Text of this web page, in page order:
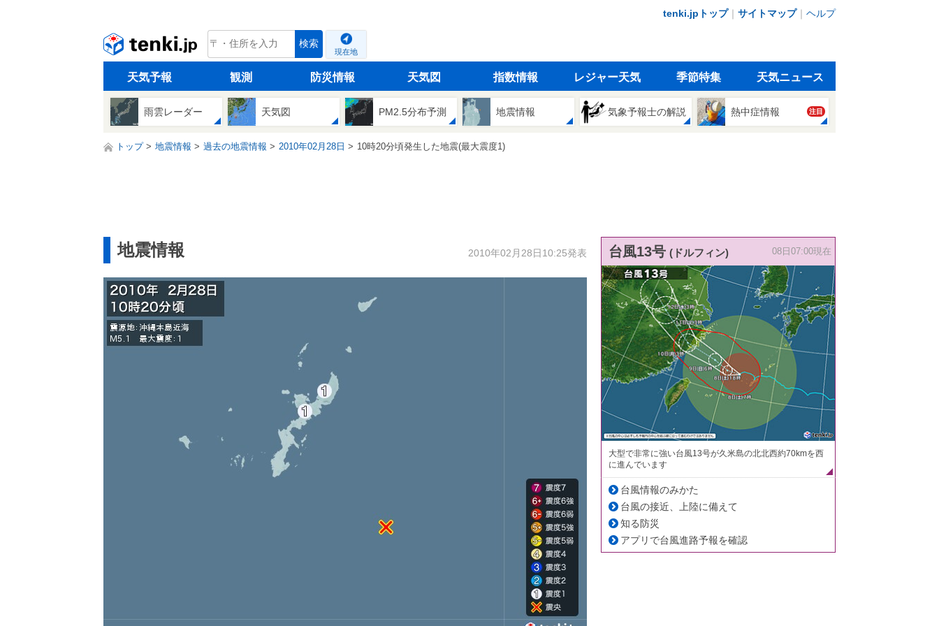
tenki.jpトップ｜ サイトマップ｜ ヘルプ
tenki.jp 検索
現在地
天気予報 観測 防災情報 天気図 指数情報 レジャー天気 季節特集 天気ニュース
雨雲レーダー 天気図 PM2.5分布予測 地震情報 気象予報士の解説 熱中症情報 注目
トップ 地震情報 過去の地震情報 2010年02月28日 10時20分頃発生した地震(最大震度1)
地震情報 2010年02月28日10:25発表 台風13号 (ドルフィン) 08日07:00現在
大型で非常に強い台風13号が久米島の北北西約70kmを西
に進んでいます
台風情報のみかた
台風の接近、上陸に備えて
知る防災
アプリで台風進路予報を確認